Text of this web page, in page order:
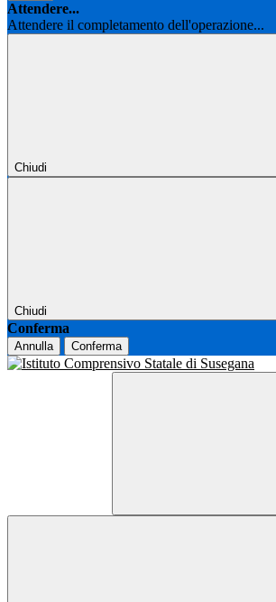
Attendere...
Attendere il completamento dell'operazione...
Chiudi
Chiudi
Conferma
Annulla Conferma